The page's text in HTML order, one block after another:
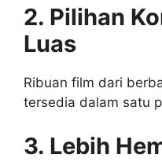
2. Pilihan
Luas
Ribuan film dari
tersedia dalam satu
3. Lebih